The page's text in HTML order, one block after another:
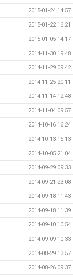
2015-01-24 14:57
2015-01-22 16:21
2015-01-05 14:17
2014-11-30 19:48
2014-11-29 09:42
2014-11-25 20:11
2014-11-14 12:48
2014-11-04 09:57
2014-10-16 16:24
2014-10-13 15:13
2014-10-05 21:04
2014-09-29 09:33
2014-09-21 23:08
2014-09-18 11:43
2014-09-18 11:39
2014-09-10 10:54
2014-09-09 10:33
2014-08-29 13:57
2014-08-26 09:37